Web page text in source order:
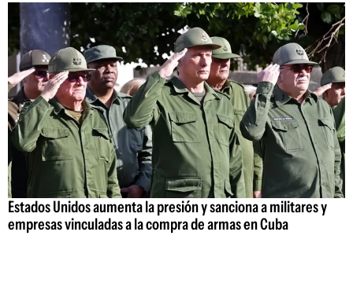
Estados Unidos aumenta la presión y sanciona a militares y
empresas vinculadas a la compra de armas en Cuba